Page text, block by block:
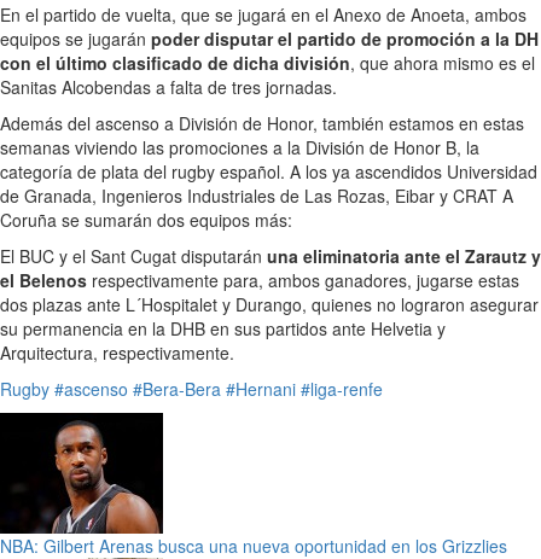
En el partido de vuelta, que se jugará en el Anexo de Anoeta, ambos
equipos se jugarán poder disputar el partido de promoción a la DH
con el último clasificado de dicha división, que ahora mismo es el
Sanitas Alcobendas a falta de tres jornadas.
Además del ascenso a División de Honor, también estamos en estas
semanas viviendo las promociones a la División de Honor B, la
categoría de plata del rugby español. A los ya ascendidos Universidad
de Granada, Ingenieros Industriales de Las Rozas, Eibar y CRAT A
Coruña se sumarán dos equipos más:
El BUC y el Sant Cugat disputarán una eliminatoria ante el Zarautz y
el Belenos respectivamente para, ambos ganadores, jugarse estas
dos plazas ante L´Hospitalet y Durango, quienes no lograron asegurar
su permanencia en la DHB en sus partidos ante Helvetia y
Arquitectura, respectivamente.
Rugby #ascenso #Bera-Bera #Hernani #liga-renfe
NBA: Gilbert Arenas busca una nueva oportunidad en los Grizzlies